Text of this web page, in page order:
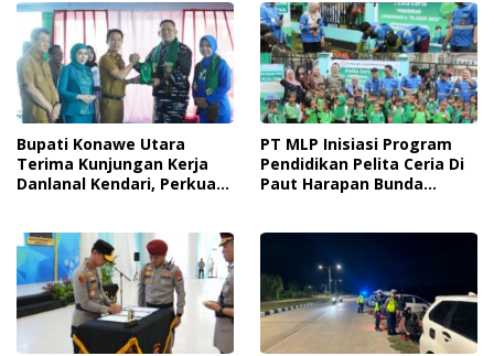
Hidup Sehat
Bupati Konawe Utara
Terima Kunjungan Kerja
Danlanal Kendari, Perkuat
PT MLP Inisiasi Program
Pendidikan Pelita Ceria Di
Paut Harapan Bunda